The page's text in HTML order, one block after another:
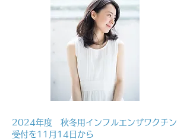
2024年度 秋冬用インフルエンザワクチン
受付を11月14日から